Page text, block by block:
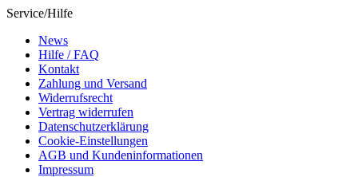
Service/Hilfe
News
Hilfe / FAQ
Kontakt
Zahlung und Versand
Widerrufsrecht
Vertrag widerrufen
Datenschutzerklärung
Cookie-Einstellungen
AGB und Kundeninformationen
Impressum